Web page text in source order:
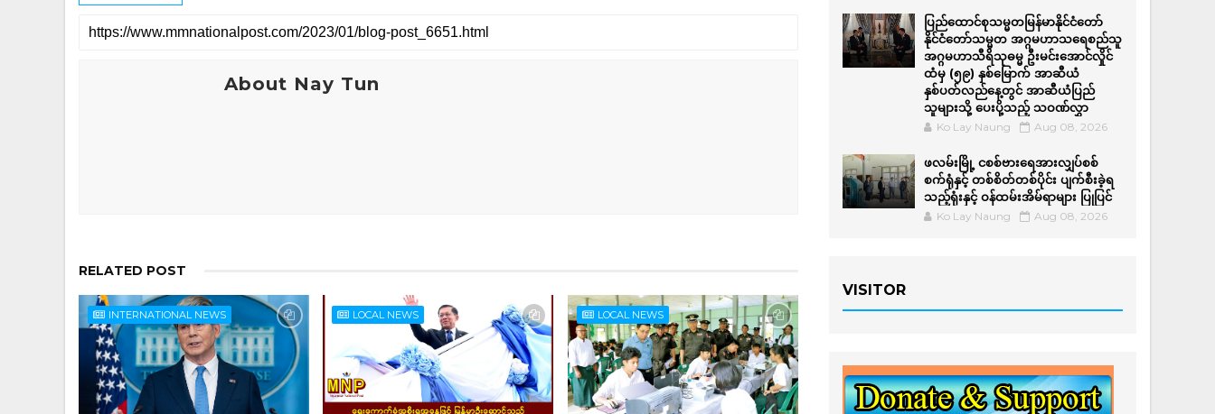
About Nay Tun
RELATED POST
INTERNATIONAL NEWS LOCAL NEWS LOCAL NEWS
ပြည်ထောင်စုသမ္မတမြန်မာနိုင်ငံတော်
နိုင်ငံတော်သမ္မတ အဂ္ဂမဟာသရေစည်သူ
အဂ္ဂမဟာသီရိသုဓမ္မ ဦးမင်းအောင်လှိုင်
ထံမှ (၅၉) နှစ်မြောက် အာဆီယံ
နှစ်ပတ်လည်နေ့တွင် အာဆီယံပြည်
သူများသို့ ပေးပို့သည့် သဝဏ်လွှာ
Ko Lay Naung Aug 08, 2026
ဖလမ်းမြို့ ငစစ်ဗားရေအားလျှပ်စစ်
စက်ရုံနှင့် တစ်စိတ်တစ်ပိုင်း ပျက်စီးခဲ့ရ
သည့်ရုံးနှင့် ဝန်ထမ်းအိမ်ရာများ ပြုပြင်
Ko Lay Naung Aug 08, 2026
VISITOR